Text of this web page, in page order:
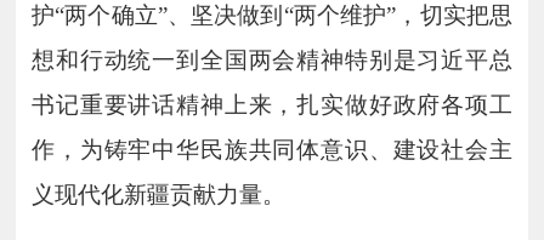
护“两个确立”、坚决做到“两个维护”，切实把思
想和行动统一到全国两会精神特别是习近平总
书记重要讲话精神上来，扎实做好政府各项工
作，为铸牢中华民族共同体意识、建设社会主
义现代化新疆贡献力量。